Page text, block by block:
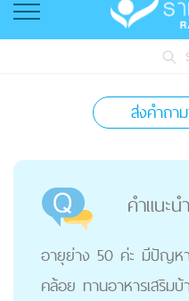
ส่งคำถา
คำแนะน
อายุย่าง 50 ค่ะ มีปัญห
คล้อย ทานอาหารเสริม